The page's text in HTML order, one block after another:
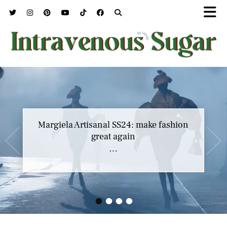
••••
Margiela Artisanal SS24: make fashion
great again
…